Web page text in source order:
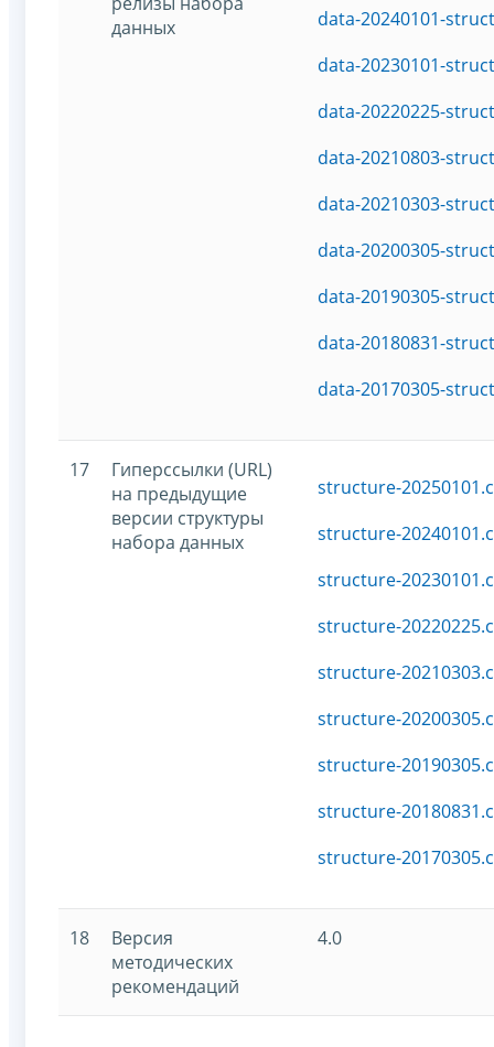
данных
data-20240101-
data-20230101-
data-20220225-
data-20210803-
data-20210303-
data-20200305-
data-20190305-
data-20180831-
data-20170305-
17
Гиперссылки (URL)
на предыдущие
версии структуры
набора данных
structure-
structure-
structure-
structure-
structure-
structure-
structure-
structure-
structure-
18
Версия
методических
рекомендаций
4.0